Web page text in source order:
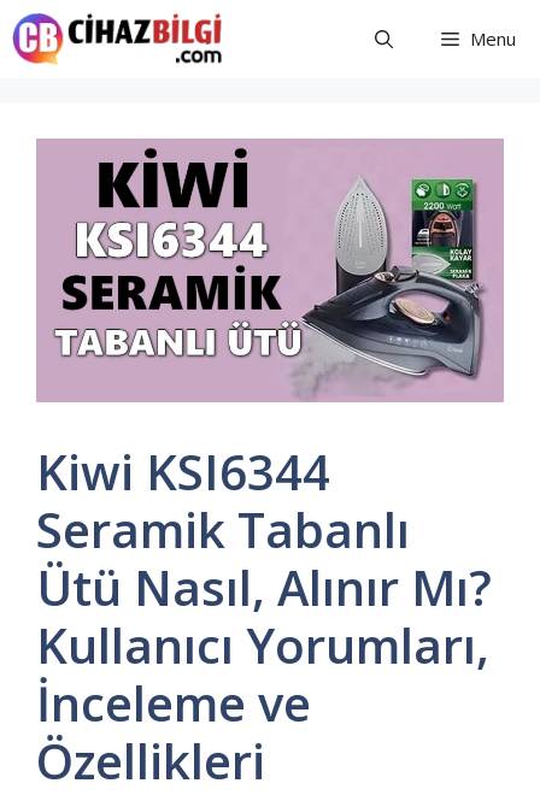
İçeriğe
atla
Menu
Kiwi KSI6344
Seramik Tabanlı
Ütü Nasıl, Alınır Mı?
Kullanıcı Yorumları,
İnceleme ve
Özellikleri